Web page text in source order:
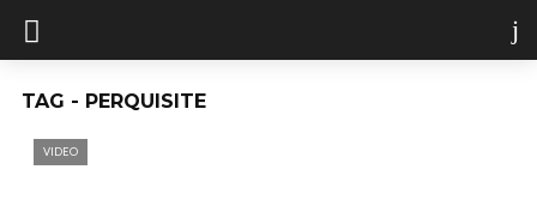
TAG - PERQUISITE
VIDEO